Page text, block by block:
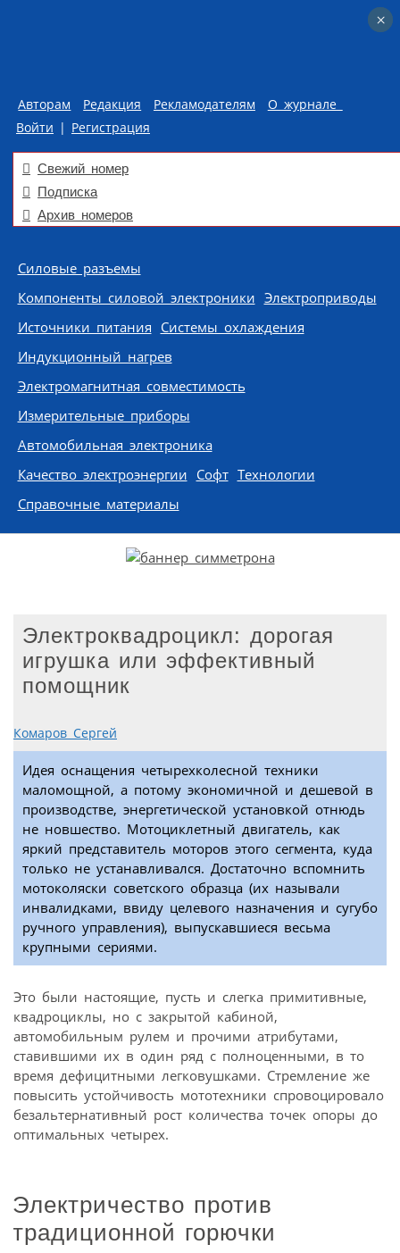
Авторам Редакция Рекламодателям
О журнале
Войти | Регистрация
Свежий номер
Подписка
Архив номеров
Skip to content
Силовые разъемы
Компоненты силовой электроники Электроприводы
Источники питания Системы охлаждения
Индукционный нагрев
Электромагнитная совместимость
Измерительные приборы
Автомобильная электроника
Качество электроэнергии Софт Технологии
Справочные материалы
Электроквадроцикл: дорогая
игрушка или эффективный
помощник
Комаров Сергей
Идея оснащения четырехколесной техники
маломощной, а потому экономичной и дешевой в
производстве, энергетической установкой отнюдь
не новшество. Мотоциклетный двигатель, как
яркий представитель моторов этого сегмента, куда
только не устанавливался. Достаточно вспомнить
мотоколяски советского образца (их называли
инвалидками, ввиду целевого назначения и сугубо
ручного управления), выпускавшиеся весьма
крупными сериями.
Это были настоящие, пусть и слегка примитивные,
квадроциклы, но с закрытой кабиной,
автомобильным рулем и прочими атрибутами,
ставившими их в один ряд с полноценными, в то
время дефицитными легковушками. Стремление же
повысить устойчивость мототехники спровоцировало
безальтернативный рост количества точек опоры до
оптимальных четырех.
Электричество против
традиционной горючки
×
×